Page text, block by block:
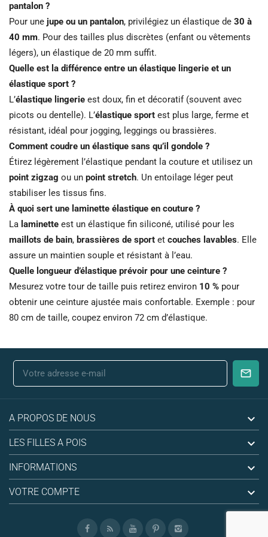
pantalon ?
Pour une jupe ou un pantalon, privilégiez un élastique de 30 à
40 mm. Pour des tailles plus discrètes (enfant ou vêtements
légers), un élastique de 20 mm suffit.
Quelle est la différence entre un élastique lingerie et un
élastique sport ?
L’élastique lingerie est doux, fin et décoratif (souvent avec
picots ou dentelle). L’élastique sport est plus large, ferme et
résistant, idéal pour jogging, leggings ou brassières.
Comment coudre un élastique sans qu’il gondole ?
Étirez légèrement l’élastique pendant la couture et utilisez un
point zigzag ou un point stretch. Un entoilage léger peut
stabiliser les tissus fins.
À quoi sert une laminette élastique en couture ?
La laminette est un élastique fin siliconé, utilisé pour les
maillots de bain, brassières de sport et couches lavables. Elle
assure un maintien souple et résistant à l’eau.
Quelle longueur d’élastique prévoir pour une ceinture ?
Mesurez votre tour de taille puis retirez environ 10 % pour
obtenir une ceinture ajustée mais confortable. Exemple : pour
80 cm de taille, coupez environ 72 cm d’élastique.
A PROPOS DE NOUS 
LES FILLES A POIS 
INFORMATIONS 
VOTRE COMPTE 